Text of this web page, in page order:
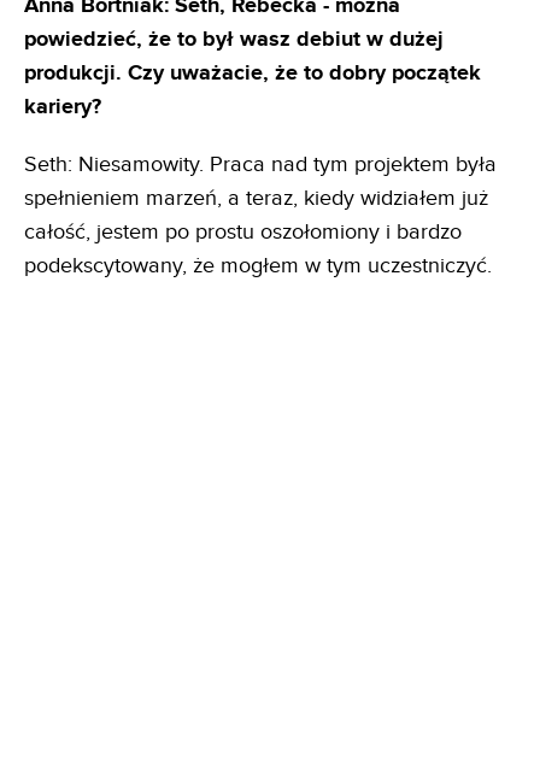
Anna Bortniak: Seth, Rebecka - można
powiedzieć, że to był wasz debiut w dużej
produkcji. Czy uważacie, że to dobry początek
kariery?
Seth: Niesamowity. Praca nad tym projektem była
spełnieniem marzeń, a teraz, kiedy widziałem już
całość, jestem po prostu oszołomiony i bardzo
podekscytowany, że mogłem w tym uczestniczyć.